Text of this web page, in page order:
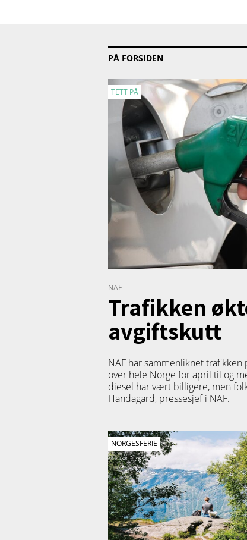
PÅ FORSIDEN
TETT PÅ
NAF
Trafikken
avgiftskutt
NAF har sammenliknet
over hele Norge for april til og
diesel har vært billigere, men
Handagard, pressesjef i NAF.
NORGESFERIE